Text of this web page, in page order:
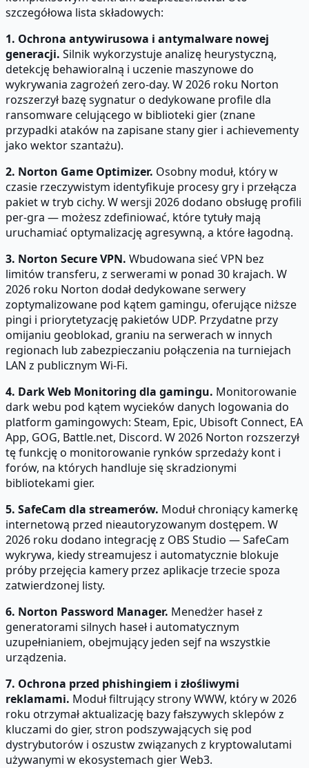
szczegółowa lista składowych:
1. Ochrona antywirusowa i antymalware nowej
generacji. Silnik wykorzystuje analizę heurystyczną,
detekcję behawioralną i uczenie maszynowe do
wykrywania zagrożeń zero-day. W 2026 roku Norton
rozszerzył bazę sygnatur o dedykowane profile dla
ransomware celującego w biblioteki gier (znane
przypadki ataków na zapisane stany gier i achievementy
jako wektor szantażu).
2. Norton Game Optimizer. Osobny moduł, który w
czasie rzeczywistym identyfikuje procesy gry i przełącza
pakiet w tryb cichy. W wersji 2026 dodano obsługę profili
per-gra — możesz zdefiniować, które tytuły mają
uruchamiać optymalizację agresywną, a które łagodną.
3. Norton Secure VPN. Wbudowana sieć VPN bez
limitów transferu, z serwerami w ponad 30 krajach. W
2026 roku Norton dodał dedykowane serwery
zoptymalizowane pod kątem gamingu, oferujące niższe
pingi i priorytetyzację pakietów UDP. Przydatne przy
omijaniu geoblokad, graniu na serwerach w innych
regionach lub zabezpieczaniu połączenia na turniejach
LAN z publicznym Wi-Fi.
4. Dark Web Monitoring dla gamingu. Monitorowanie
dark webu pod kątem wycieków danych logowania do
platform gamingowych: Steam, Epic, Ubisoft Connect, EA
App, GOG, Battle.net, Discord. W 2026 Norton rozszerzył
tę funkcję o monitorowanie rynków sprzedaży kont i
forów, na których handluje się skradzionymi
bibliotekami gier.
5. SafeCam dla streamerów. Moduł chroniący kamerkę
internetową przed nieautoryzowanym dostępem. W
2026 roku dodano integrację z OBS Studio — SafeCam
wykrywa, kiedy streamujesz i automatycznie blokuje
próby przejęcia kamery przez aplikacje trzecie spoza
zatwierdzonej listy.
6. Norton Password Manager. Menedżer haseł z
generatorami silnych haseł i automatycznym
uzupełnianiem, obejmujący jeden sejf na wszystkie
urządzenia.
7. Ochrona przed phishingiem i złośliwymi
reklamami. Moduł filtrujący strony WWW, który w 2026
roku otrzymał aktualizację bazy fałszywych sklepów z
kluczami do gier, stron podszywających się pod
dystrybutorów i oszustw związanych z kryptowalutami
używanymi w ekosystemach gier Web3.